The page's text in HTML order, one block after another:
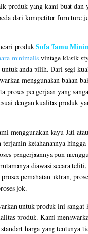
produk yang kami buat dan
dari kompetitor furniture
produk Sofa Tamu
minimalisvintage klasik
anda pilih. Dari segi
menggunakan bahan
proses pengerjaan yang
dengan kualitas produk
menggunakan kayu Jati
terjamin ketahanannya hingga
pengerjaannya pun
diawasi secara
pemahatan ukiran,
jok.
untuk produk ini sangat
produk. Kami
harga yang tentunya